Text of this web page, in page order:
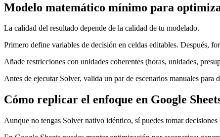
Modelo matemático mínimo para
La calidad del resultado depende de la calidad de tu modelado.
Primero define variables de decisión en celdas editables. Después,
Añade restricciones con unidades coherentes (horas, unidades,
Antes de ejecutar Solver, valida un par de escenarios manuales para
Cómo replicar el enfoque en Google
Aunque no tengas Solver nativo idéntico, sí puedes tomar